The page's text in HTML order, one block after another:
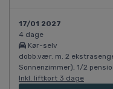
17/01 2027
4 dage
Kør-selv
dobb.vær. m. 2
Sonnenzimmer), 1/2
Inkl. liftkort 3 dage